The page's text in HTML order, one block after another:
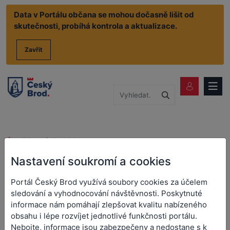
Data v Portálu občana se mohou dočasně lišit od
skutečnosti, probíhá kontrola a aktualizace.
Zavřít
Životní situace
CzechPoint
odpadového hospodářství
Podání do registru
účastníků provozu modulu
autovraků informačního
Nastavení soukromí a cookies
Portál Český Brod využívá soubory cookies za účelem
sledování a vyhodnocování návštěvnosti. Poskytnuté
informace nám pomáhají zlepšovat kvalitu nabízeného
obsahu i lépe rozvíjet jednotlivé funkčnosti portálu.
Nebojte, informace jsou zabezpečeny a nedostane s k